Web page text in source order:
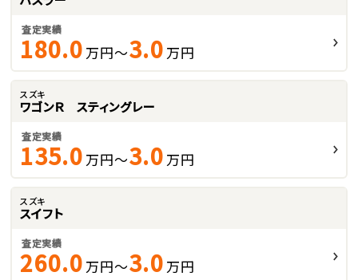
査定実績
180.0 万円～3.0 万円
スズキ
ワゴンＲ スティングレー
査定実績
135.0 万円～3.0 万円
スズキ
スイフト
査定実績
260.0 万円～3.0 万円